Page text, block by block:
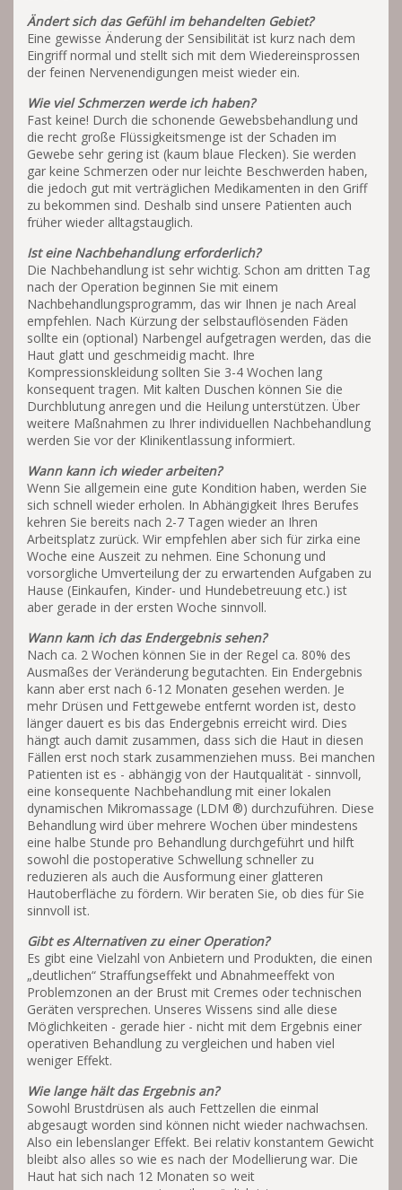
Ändert sich das Gefühl im behandelten Gebiet?
Eine gewisse Änderung der Sensibilität ist kurz nach dem
Eingriff normal und stellt sich mit dem Wiedereinsprossen
der feinen Nervenendigungen meist wieder ein.
Wie viel Schmerzen werde ich haben?
Fast keine! Durch die schonende Gewebsbehandlung und
die recht große Flüssigkeitsmenge ist der Schaden im
Gewebe sehr gering ist (kaum blaue Flecken). Sie werden
gar keine Schmerzen oder nur leichte Beschwerden haben,
die jedoch gut mit verträglichen Medikamenten in den Griff
zu bekommen sind. Deshalb sind unsere Patienten auch
früher wieder alltagstauglich.
Ist eine Nachbehandlung erforderlich?
Die Nachbehandlung ist sehr wichtig. Schon am dritten Tag
nach der Operation beginnen Sie mit einem
Nachbehandlungsprogramm, das wir Ihnen je nach Areal
empfehlen. Nach Kürzung der selbstauflösenden Fäden
sollte ein (optional) Narbengel aufgetragen werden, das die
Haut glatt und geschmeidig macht. Ihre
Kompressionskleidung sollten Sie 3-4 Wochen lang
konsequent tragen. Mit kalten Duschen können Sie die
Durchblutung anregen und die Heilung unterstützen. Über
weitere Maßnahmen zu Ihrer individuellen Nachbehandlung
werden Sie vor der Klinikentlassung informiert.
Wann kann ich wieder arbeiten?
Wenn Sie allgemein eine gute Kondition haben, werden Sie
sich schnell wieder erholen. In Abhängigkeit Ihres Berufes
kehren Sie bereits nach 2-7 Tagen wieder an Ihren
Arbeitsplatz zurück. Wir empfehlen aber sich für zirka eine
Woche eine Auszeit zu nehmen. Eine Schonung und
vorsorgliche Umverteilung der zu erwartenden Aufgaben zu
Hause (Einkaufen, Kinder- und Hundebetreuung etc.) ist
aber gerade in der ersten Woche sinnvoll.
Wann kann ich das Endergebnis sehen?
Nach ca. 2 Wochen können Sie in der Regel ca. 80% des
Ausmaßes der Veränderung begutachten. Ein Endergebnis
kann aber erst nach 6-12 Monaten gesehen werden. Je
mehr Drüsen und Fettgewebe entfernt worden ist, desto
länger dauert es bis das Endergebnis erreicht wird. Dies
hängt auch damit zusammen, dass sich die Haut in diesen
Fällen erst noch stark zusammenziehen muss. Bei manchen
Patienten ist es - abhängig von der Hautqualität - sinnvoll,
eine konsequente Nachbehandlung mit einer lokalen
dynamischen Mikromassage (LDM ®) durchzuführen. Diese
Behandlung wird über mehrere Wochen über mindestens
eine halbe Stunde pro Behandlung durchgeführt und hilft
sowohl die postoperative Schwellung schneller zu
reduzieren als auch die Ausformung einer glatteren
Hautoberfläche zu fördern. Wir beraten Sie, ob dies für Sie
sinnvoll ist.
Gibt es Alternativen zu einer Operation?
Es gibt eine Vielzahl von Anbietern und Produkten, die einen
„deutlichen“ Straffungseffekt und Abnahmeeffekt von
Problemzonen an der Brust mit Cremes oder technischen
Geräten versprechen. Unseres Wissens sind alle diese
Möglichkeiten - gerade hier - nicht mit dem Ergebnis einer
operativen Behandlung zu vergleichen und haben viel
weniger Effekt.
Wie lange hält das Ergebnis an?
Sowohl Brustdrüsen als auch Fettzellen die einmal
abgesaugt worden sind können nicht wieder nachwachsen.
Also ein lebenslanger Effekt. Bei relativ konstantem Gewicht
bleibt also alles so wie es nach der Modellierung war. Die
Haut hat sich nach 12 Monaten so weit